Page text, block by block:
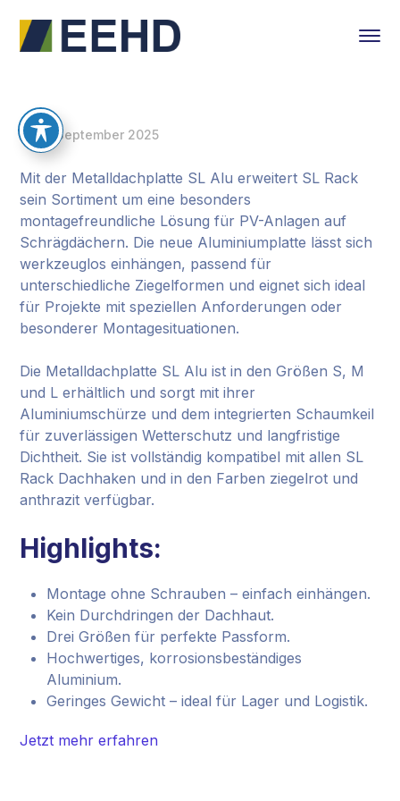
12. September 2025
Mit der Metalldachplatte SL Alu erweitert SL Rack
sein Sortiment um eine besonders
montagefreundliche Lösung für PV-Anlagen auf
Schrägdächern. Die neue Aluminiumplatte lässt sich
werkzeuglos einhängen, passend für
unterschiedliche Ziegelformen und eignet sich ideal
für Projekte mit speziellen Anforderungen oder
besonderer Montagesituationen.
Die Metalldachplatte SL Alu ist in den Größen S, M
und L erhältlich und sorgt mit ihrer
Aluminiumschürze und dem integrierten Schaumkeil
für zuverlässigen Wetterschutz und langfristige
Dichtheit. Sie ist vollständig kompatibel mit allen SL
Rack Dachhaken und in den Farben ziegelrot und
anthrazit verfügbar.
Highlights:
Montage ohne Schrauben – einfach einhängen.
Kein Durchdringen der Dachhaut.
Drei Größen für perfekte Passform.
Hochwertiges, korrosionsbeständiges
Aluminium.
Geringes Gewicht – ideal für Lager und Logistik.
Jetzt mehr erfahren